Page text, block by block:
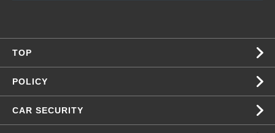
TOP
POLICY
CAR SECURITY